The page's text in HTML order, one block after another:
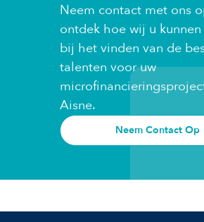
Neem contact met ons
ontdek hoe wij u
bij het vinden van de
talenten voor uw
Aisne.
Neem Contact Op